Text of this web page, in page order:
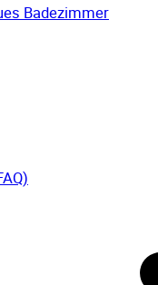
Badezimmer